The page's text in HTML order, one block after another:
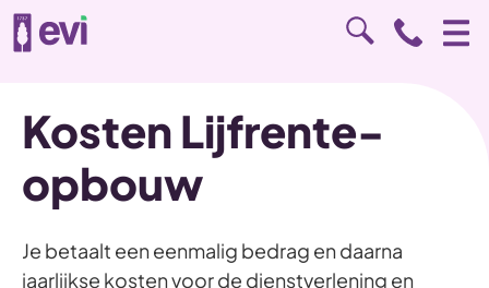
Kosten Lijfrente-
opbouw
Je betaalt een eenmalig bedrag en daarna
jaarlijkse kosten voor de dienstverlening en